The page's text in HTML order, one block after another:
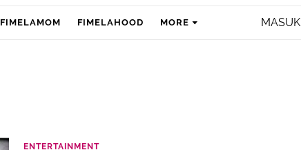
MASUK
FIMELAMOM FIMELAHOOD MORE
ENTERTAINMENT